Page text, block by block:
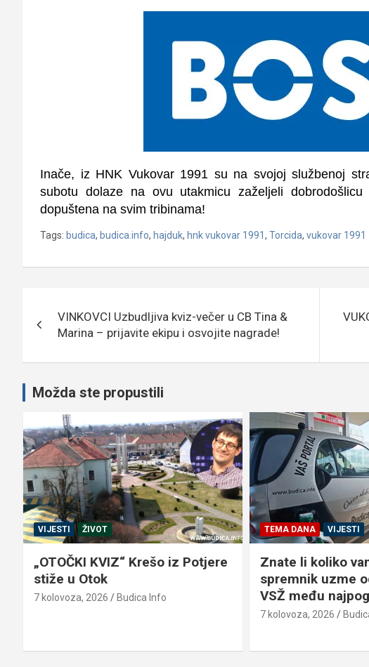
Inače, iz HNK Vukovar 1991 su na svojoj službenoj
subotu dolaze na ovu utakmicu zaželjeli
dopuštena na svim tribinama!
Tags: budica, budica.info, hajduk, hnk vukovar 1991, Torcida, vukovar 1991
objava
VINKOVCI Uzbudljiva kviz-večer u CB Tina &
Marina – prijavite ekipu i osvojite nagrade!
Možda ste propustili
VIJESTI ŽIVOT
„OTOČKI KVIZ“ Krešo iz Potjere
stiže u Otok
7 kolovoza, 2026 Budica Info
TEMA DANA VIJESTI
Znate li koliko
spremnik uzme
VSŽ među
7 kolovoza, 2026